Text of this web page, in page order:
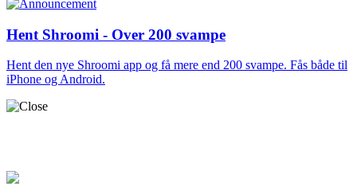
Hent Shroomi - Over 200 svampe
Hent den nye Shroomi app og få mere end 200 svampe. Fås både til
iPhone og Android.